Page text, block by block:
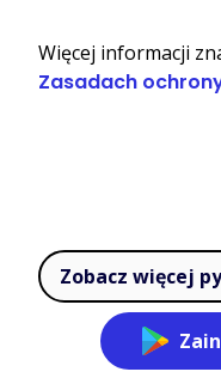
Więcej informacji
Zasadach
Zobacz więcej